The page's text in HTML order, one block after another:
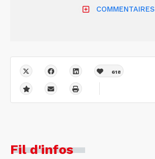
COMMENTAIRES
618
Fil d'infos